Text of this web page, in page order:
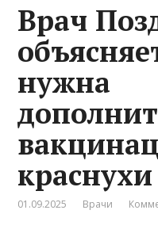
Врач
нужна
краснухи
01.09.2025 Врачи